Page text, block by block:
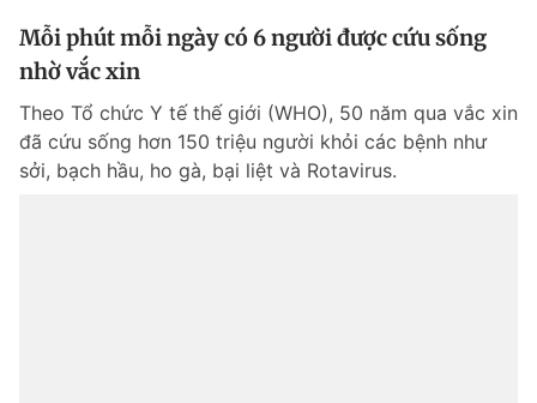
Mỗi phút mỗi ngày có 6 người được cứu sống
nhờ vắc xin
Theo Tổ chức Y tế thế giới (WHO), 50 năm qua vắc xin
đã cứu sống hơn 150 triệu người khỏi các bệnh như
sởi, bạch hầu, ho gà, bại liệt và Rotavirus.